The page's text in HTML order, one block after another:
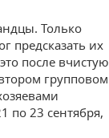
Только
предсказать их
после вчистую
групповом
по 23 сентября,